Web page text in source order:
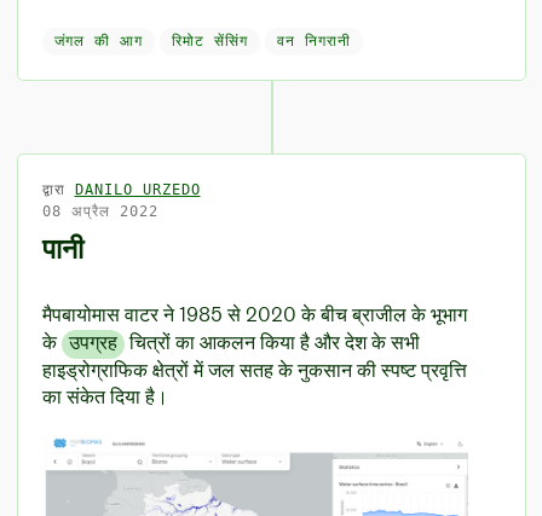
जंगल की आग रिमोट सेंसिंग वन निगरानी
द्वारा DANILO URZEDO
08 अप्रैल 2022
पानी
मैपबायोमास वाटर ने 1985 से 2020 के बीच ब्राजील के भूभाग
के उपग्रह चित्रों का आकलन किया है और देश के सभी
हाइड्रोग्राफिक क्षेत्रों में जल सतह के नुकसान की स्पष्ट प्रवृत्ति
का संकेत दिया है।